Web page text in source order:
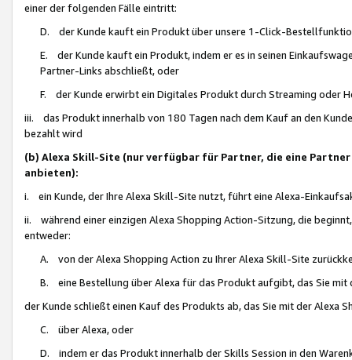
einer der folgenden Fälle eintritt:
D. der Kunde kauft ein Produkt über unsere 1-Click-
E. der Kunde kauft ein Produkt, indem er es in seinen
Partner-Links abschließt, oder
F. der Kunde erwirbt ein Digitales Produkt durch Streaming oder
iii. das Produkt innerhalb von 180 Tagen nach dem Kauf an den
bezahlt wird
(b) Alexa Skill-Site (nur verfügbar für Partner, die eine
anbieten):
i. ein Kunde, der Ihre Alexa Skill-Site nutzt, führt eine Alexa-
ii. während einer einzigen Alexa Shopping Action-Sitzung, die
entweder:
A. von der Alexa Shopping Action zu Ihrer Alexa Skill-Site
B. eine Bestellung über Alexa für das Produkt aufgibt, das Sie mit
der Kunde schließt einen Kauf des Produkts ab, das Sie mit der Alexa
C. über Alexa, oder
D. indem er das Produkt innerhalb der Skills Session in den